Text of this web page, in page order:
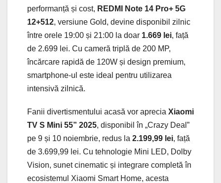
performanță și cost, REDMI Note 14 Pro+ 5G
12+512, versiune Gold, devine disponibil zilnic
între orele 19:00 și 21:00 la doar 1.669 lei, față
de 2.699 lei. Cu cameră triplă de 200 MP,
încărcare rapidă de 120W și design premium,
smartphone-ul este ideal pentru utilizarea
intensivă zilnică.
Fanii divertismentului acasă vor aprecia Xiaomi
TV S Mini 55” 2025, disponibil în „Crazy Deal”
pe 9 și 10 noiembrie, redus la 2.199,99 lei, față
de 3.699,99 lei. Cu tehnologie Mini LED, Dolby
Vision, sunet cinematic și integrare completă în
ecosistemul Xiaomi Smart Home, acesta